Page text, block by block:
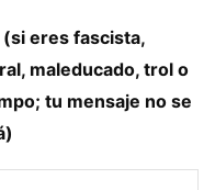
(si eres fascista,
maleducado, trol o
tu mensaje no se